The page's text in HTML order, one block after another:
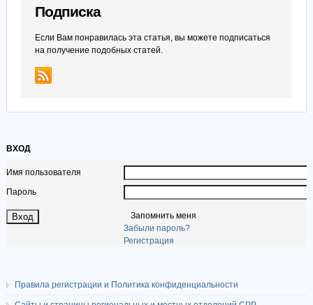
Подписка
Если Вам понравилась эта статья, вы можете подписаться
на получение подобных статей.
ВХОД
Имя пользователя
Пароль
Запомнить меня
Забыли пароль?
Регистрация
Правила регистрации и Политика конфиденциальности